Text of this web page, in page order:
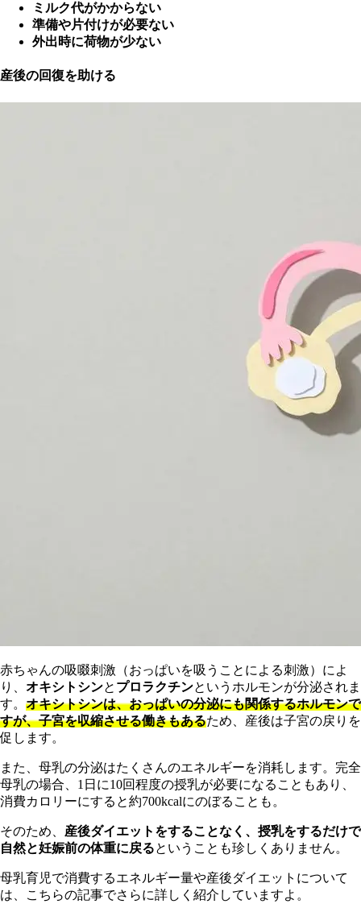
ミルク代がかからない
準備や片付けが必要ない
外出時に荷物が少ない
産後の回復を助ける
赤ちゃんの吸啜刺激（おっぱいを吸うことによる刺激）によ
り、 オキシトシンと プロラクチンというホルモンが分泌されま
す。 オキシトシンは、おっぱいの分泌にも関係するホルモンで
すが、子宮を収縮させる働きもあるため、産後は子宮の戻りを
促します。
また、母乳の分泌はたくさんのエネルギーを消耗します。完全
母乳の場合、1日に10回程度の授乳が必要になることもあり、
消費カロリーにすると約700kcalにのぼることも。
そのため、 産後ダイエットをすることなく、授乳をするだけで
自然と妊娠前の体重に戻るということも珍しくありません。
母乳育児で消費するエネルギー量や産後ダイエットについて
は、こちらの記事でさらに詳しく紹介していますよ。